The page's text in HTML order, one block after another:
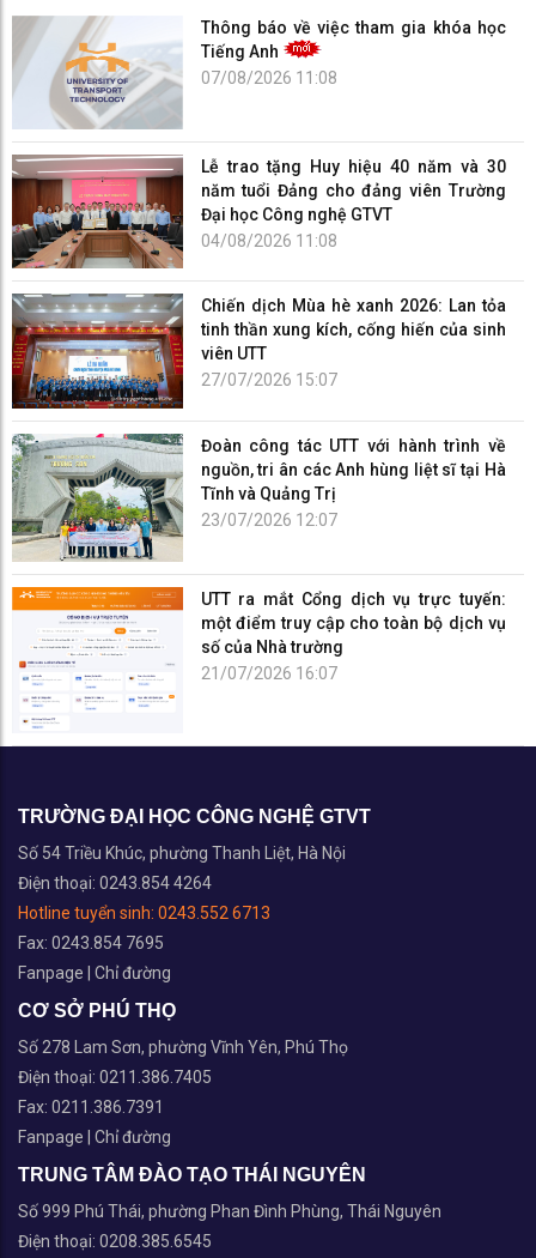
Thông báo về việc tham gia khóa học
Tiếng Anh
07/08/2026 11:08
Lễ trao tặng Huy hiệu 40 năm và 30
năm tuổi Đảng cho đảng viên Trường
Đại học Công nghệ GTVT
04/08/2026 11:08
Chiến dịch Mùa hè xanh 2026: Lan tỏa
tinh thần xung kích, cống hiến của sinh
viên UTT
27/07/2026 15:07
Đoàn công tác UTT với hành trình về
nguồn, tri ân các Anh hùng liệt sĩ tại Hà
Tĩnh và Quảng Trị
23/07/2026 12:07
UTT ra mắt Cổng dịch vụ trực tuyến:
một điểm truy cập cho toàn bộ dịch vụ
số của Nhà trường
21/07/2026 16:07
TRƯỜNG ĐẠI HỌC CÔNG NGHỆ GTVT
Số 54 Triều Khúc, phường Thanh Liệt, Hà Nội
Điện thoại: 0243.854 4264
Hotline tuyển sinh: 0243.552 6713
Fax: 0243.854 7695
Fanpage
Chỉ đường
CƠ SỞ PHÚ THỌ
Số 278 Lam Sơn, phường Vĩnh Yên, Phú Thọ
Điện thoại: 0211.386.7405
Fax: 0211.386.7391
Fanpage
Chỉ đường
TRUNG TÂM ĐÀO TẠO THÁI NGUYÊN
Số 999 Phú Thái, phường Phan Đình Phùng, Thái Nguyên
Điện thoại: 0208.385.6545